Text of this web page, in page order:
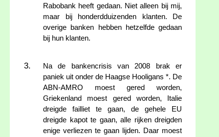
Rabobank heeft gedaan. Niet alleen bij mij,
maar bij honderdduizenden klanten. De
overige banken hebben hetzelfde gedaan
bij hun klanten.
Na de bankencrisis van 2008 brak er
paniek uit onder de Haagse Hooligans *. De
ABN-AMRO moest gered worden,
Griekenland moest gered worden, Italie
dreigde failliet te gaan, de gehele EU
dreigde kapot te gaan, alle rijken dreigden
enige verliezen te gaan lijden. Daar moest